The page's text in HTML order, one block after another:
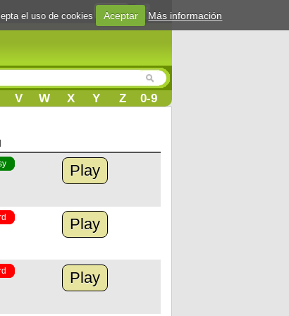
Login
V W X Y Z 0-9
Play
Play
Play
el uso de cookies Aceptar Más información